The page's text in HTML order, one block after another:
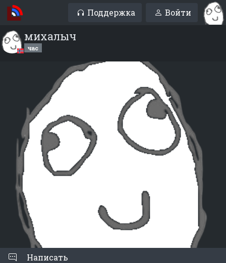
Поддержка Войти
михалыч
час
Написать